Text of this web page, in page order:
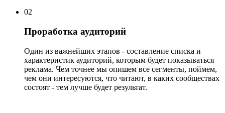
02
Проработка аудиторий
Один из важнейших этапов - составление списка и
характеристик аудиторий, которым будет показываться
реклама. Чем точнее мы опишем все сегменты, поймем,
чем они интересуются, что читают, в каких сообществах
состоят - тем лучше будет результат.